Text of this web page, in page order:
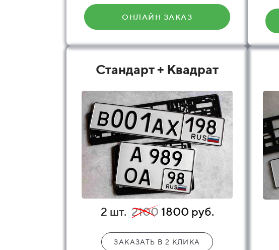
ОНЛАЙН ЗАКАЗ
Стандарт + Квадрат
2 шт. 2100 1800 руб.
ЗАКАЗАТЬ В 2 КЛИКА